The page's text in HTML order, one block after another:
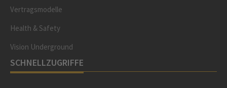
Vertragsmodelle
Health & Safety
Vision Underground
SCHNELLZUGRIFFE